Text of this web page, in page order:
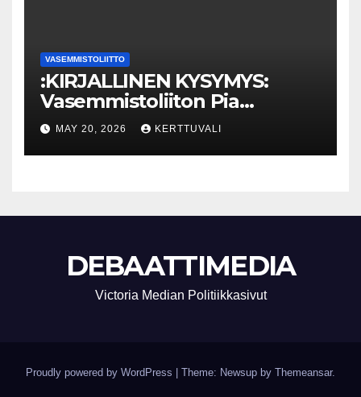
VASEMMISTOLIITTO
:KIRJALLINEN KYSYMYS:
Vasemmistoliiton Pia
Lohikoski: Missä viipyy Orpon
hallituksen drooniohjeistus
kunnille?
MAY 20, 2026 KERTTUVALI
DEBAATTIMEDIA
Victoria Median Politiikkasivut
Proudly powered by WordPress Theme: Newsup by Themeansar.